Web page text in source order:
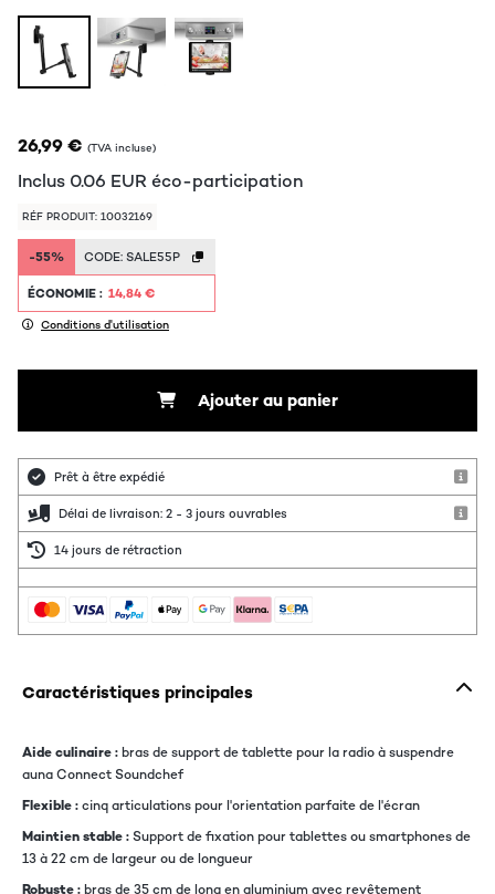
26,99 € (TVA incluse)
Inclus 0.06 EURéco-participation
RÉF PRODUIT: 10032169
-55% CODE: SALE55P
ÉCONOMIE : 14,84 €
Conditions d'utilisation
Ajouter au panier
Prêt à être expédié
Délai de livraison: 2 - 3 jours ouvrables
14 jours de rétraction
Caractéristiques principales
Aide culinaire :bras de support de tablette pour la radio à suspendre
auna Connect Soundchef
Flexible :cinq articulations pour l'orientation parfaite de l'écran
Maintien stable :Support de fixation pour tablettes ou smartphones de
13 à 22 cm de largeur ou de longueur
Robuste :bras de 35 cm de long en aluminium avec revêtement